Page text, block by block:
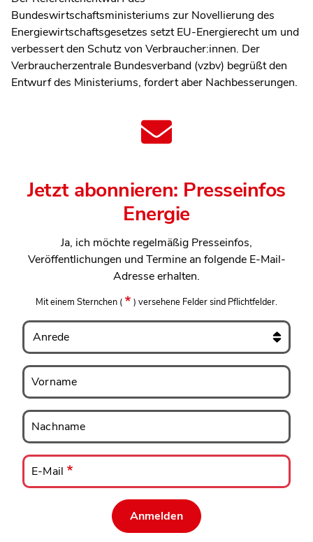
Bundeswirtschaftsministeriums zur Novellierung des
Energiewirtschaftsgesetzes setzt EU-Energierecht um und
verbessert den Schutz von Verbraucher:innen. Der
Verbraucherzentrale Bundesverband (vzbv) begrüßt den
Entwurf des Ministeriums, fordert aber Nachbesserungen.
Jetzt abonnieren: Presseinfos
Energie
Ja, ich möchte regelmäßig Presseinfos,
Veröffentlichungen und Termine an folgende E-Mail-
Adresse erhalten.
Mit einem Sternchen ( ) versehene Felder sind Pflichtfelder.
Anrede
Vorname
Vorname
Nachname
Nachname
E-
Mail
E-Mail